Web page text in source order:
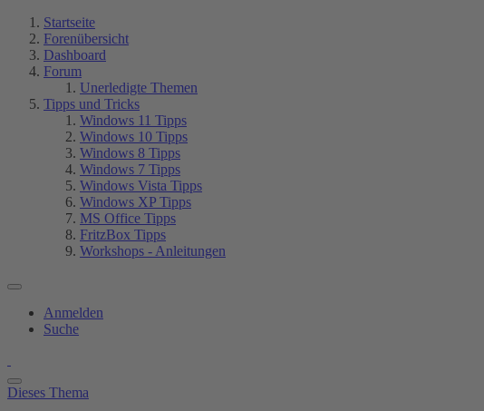
Startseite
Forenübersicht
Dashboard
Forum
Unerledigte Themen
Tipps und Tricks
Windows 11 Tipps
Windows 10 Tipps
Windows 8 Tipps
Windows 7 Tipps
Windows Vista Tipps
Windows XP Tipps
MS Office Tipps
FritzBox Tipps
Workshops - Anleitungen
Anmelden
Suche
Dieses Thema